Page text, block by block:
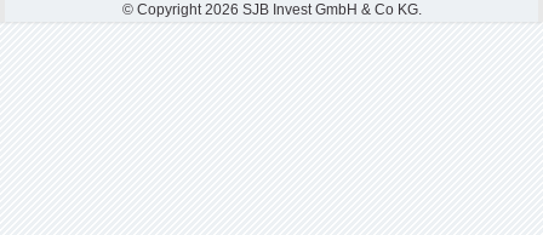
© Copyright 2026 SJB Invest GmbH & Co KG.